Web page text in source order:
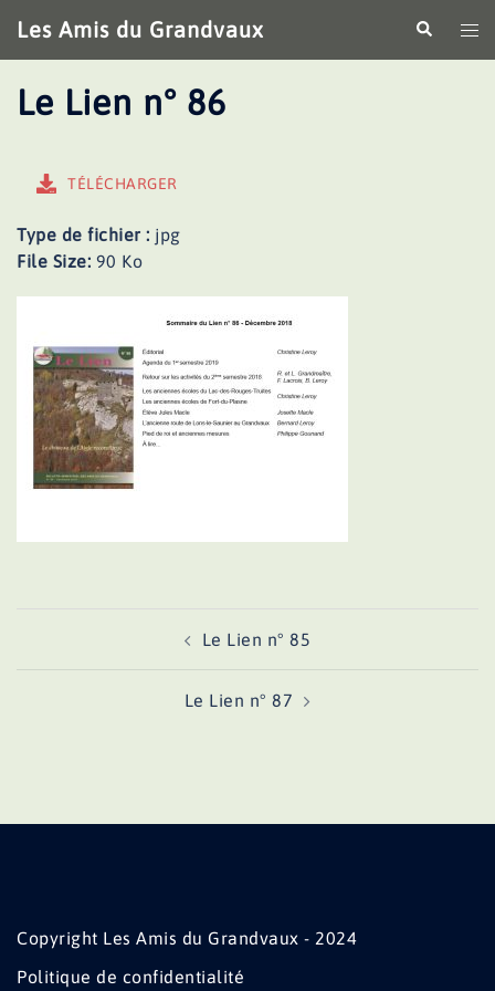
au
contenu
Les Amis du Grandvaux
le
Le Lien n° 86
TÉLÉCHARGER
Type de fichier : jpg
File Size: 90 Ko
Le Lien n° 85
Le Lien n° 87
Copyright Les Amis du Grandvaux - 2024
Politique de confidentialité